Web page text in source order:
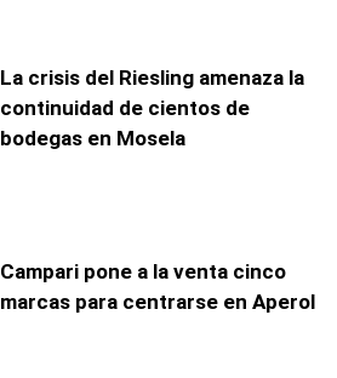
La crisis del Riesling amenaza la
continuidad de cientos de
bodegas en Mosela
Campari pone a la venta cinco
marcas para centrarse en Aperol